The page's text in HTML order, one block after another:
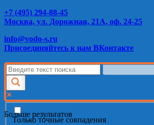
+7 (495) 294-88-45
Москва, ул. Дорожная, 21А, оф. 24-25
info@vodo-s.ru
Присоединяйтесь к нам ВКонтакте
Больше результатов
Только точные совпадения